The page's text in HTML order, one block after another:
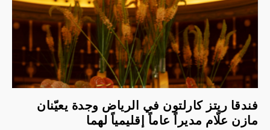
فندقا ريتز كارلتون في الرياض وجدة يعيّنان
مازن علّام مديراً عاماً إقليمياً لهما